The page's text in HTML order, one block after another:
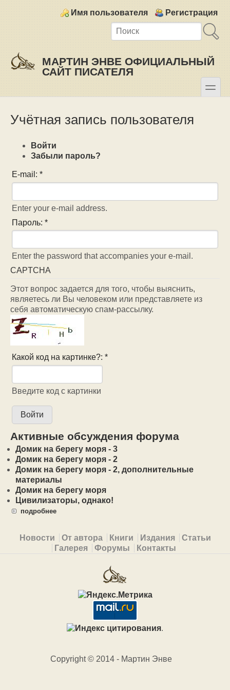
Login links
Имя пользователя Регистрация
МАРТИН ЭНВЕ ОФИЦИАЛЬНЫЙ
САЙТ ПИСАТЕЛЯ
toggle
Учётная запись пользователя
Войти
Забыли пароль?
E-mail:*
Enter your e-mail address.
Пароль:*
Enter the password that accompanies your e-mail.
CAPTCHA
Этот вопрос задается для того, чтобы выяснить,
являетесь ли Вы человеком или представляете из
себя автоматическую спам-рассылку.
Какой код на картинке?:*
Введите код с картинки
Активные обсуждения форума
Домик на берегу моря - 3
Домик на берегу моря - 2
Домик на берегу моря - 2, дополнительные
материалы
Домик на берегу моря
Цивилизаторы, однако!
подробнее
Primary menu
Новости От автора Книги Издания
Статьи
Галерея
Форумы Контакты
.
Copyright © 2014 - Мартин Энве